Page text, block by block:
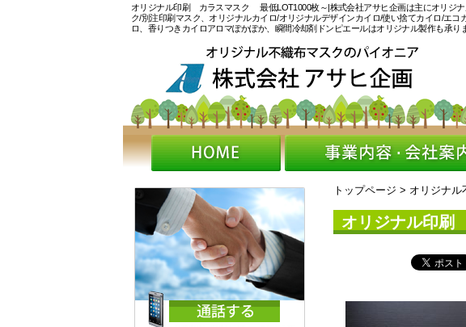
オリジナル印刷 カラスマスク 最低LOT1000枚～|株式会社アサヒ企画は主にオリジ
ク/別注印刷マスク、オリジナルカイロ/オリジナルデザインカイロ/使い捨てカイロ/エ
ロ、香りつきカイロアロマぽかぽか、瞬間冷却剤ドンピエールはオリジナル製作も承り
トップページ > オリジナル
オリジナル印